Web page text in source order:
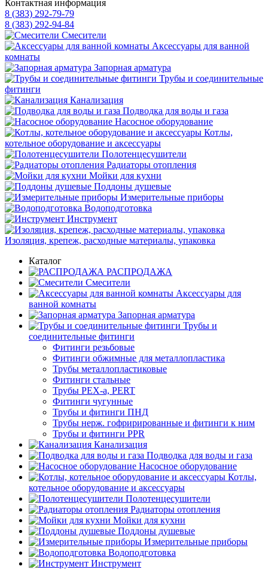
Контактная информация
8 (383) 292-79-79
8 (383) 292-94-84
Смесители
Аксессуары для ванной
комнаты
Запорная арматура
Трубы и соединительные
фитинги
Канализация
Подводка для воды и газа
Насосное оборудование
Котлы,
котельное оборудование и аксессуары
Полотенцесушители
Радиаторы отопления
Мойки для кухни
Поддоны душевые
Измерительные приборы
Водоподготовка
Инструмент
Изоляция, крепеж, расходные материалы, упаковка
Каталог
РАСПРОДАЖА
Смесители
Аксессуары для
ванной комнаты
Запорная арматура
Трубы и
соединительные фитинги
Фитинги резьбовые
Фитинги обжимные для металлопластика
Трубы металлопластиковые
Фитинги стальные
Трубы PEX-a, PERT
Фитинги чугунные
Трубы и фитинги ПНД
Трубы нерж. гофрирированные и фитинги к ним
Трубы и фитинги PPR
Канализация
Подводка для воды и газа
Насосное оборудование
Котлы,
котельное оборудование и аксессуары
Полотенцесушители
Радиаторы отопления
Мойки для кухни
Поддоны душевые
Измерительные приборы
Водоподготовка
Инструмент